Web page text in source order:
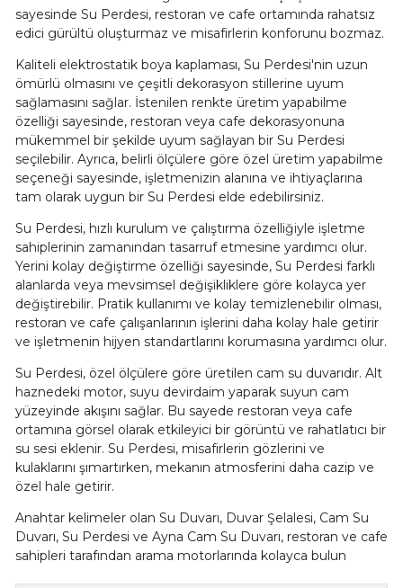
sayesinde Su Perdesi, restoran ve cafe ortamında rahatsız
edici gürültü oluşturmaz ve misafirlerin konforunu bozmaz.
Kaliteli elektrostatik boya kaplaması, Su Perdesi'nin uzun
ömürlü olmasını ve çeşitli dekorasyon stillerine uyum
sağlamasını sağlar. İstenilen renkte üretim yapabilme
özelliği sayesinde, restoran veya cafe dekorasyonuna
mükemmel bir şekilde uyum sağlayan bir Su Perdesi
seçilebilir. Ayrıca, belirli ölçülere göre özel üretim yapabilme
seçeneği sayesinde, işletmenizin alanına ve ihtiyaçlarına
tam olarak uygun bir Su Perdesi elde edebilirsiniz.
Su Perdesi, hızlı kurulum ve çalıştırma özelliğiyle işletme
sahiplerinin zamanından tasarruf etmesine yardımcı olur.
Yerini kolay değiştirme özelliği sayesinde, Su Perdesi farklı
alanlarda veya mevsimsel değişikliklere göre kolayca yer
değiştirebilir. Pratik kullanımı ve kolay temizlenebilir olması,
restoran ve cafe çalışanlarının işlerini daha kolay hale getirir
ve işletmenin hijyen standartlarını korumasına yardımcı olur.
Su Perdesi, özel ölçülere göre üretilen cam su duvarıdır. Alt
haznedeki motor, suyu devirdaim yaparak suyun cam
yüzeyinde akışını sağlar. Bu sayede restoran veya cafe
ortamına görsel olarak etkileyici bir görüntü ve rahatlatıcı bir
su sesi eklenir. Su Perdesi, misafirlerin gözlerini ve
kulaklarını şımartırken, mekanın atmosferini daha cazip ve
özel hale getirir.
Anahtar kelimeler olan Su Duvarı, Duvar Şelalesi, Cam Su
Duvarı, Su Perdesi ve Ayna Cam Su Duvarı, restoran ve cafe
sahipleri tarafından arama motorlarında kolayca bulun